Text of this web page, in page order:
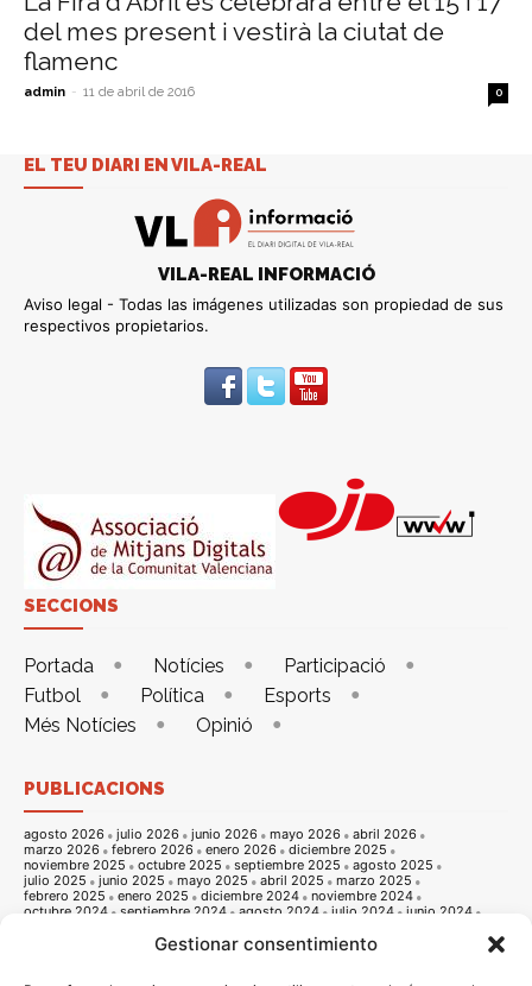
Gestionar consentimiento
del mes present i vestirà la ciutat de
flamenc
admin - 11 de abril de 2016 0
EL TEU DIARI EN VILA-REAL
VILA-REAL INFORMACIÓ
Aviso legal - Todas las imágenes utilizadas son propiedad de sus
respectivos propietarios.
SECCIONS
Portada Notícies
Participació
Futbol
Política
Esports
Més Notícies
Opinió
PUBLICACIONS
agosto 2026 julio 2026 junio 2026 mayo 2026
abril 2026
marzo 2026
febrero 2026 enero 2026
diciembre 2025
noviembre 2025
octubre 2025 septiembre 2025
agosto 2025
julio 2025
junio 2025 mayo 2025 abril 2025
marzo 2025
febrero 2025
enero 2025 diciembre 2024
noviembre 2024
octubre 2024
septiembre 2024 agosto 2024 julio 2024
junio 2024
noviembre 2023 octubre 2023
septiembre 2023
julio 2023 junio 2023 mayo 2023
abril 2023